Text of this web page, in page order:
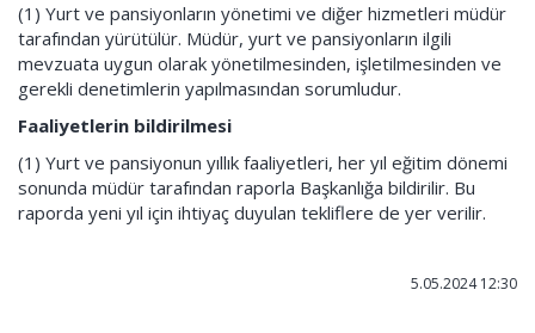
(1) Yurt ve pansiyonların yönetimi ve diğer hizmetleri müdür
tarafından yürütülür. Müdür, yurt ve pansiyonların ilgili
mevzuata uygun olarak yönetilmesinden, işletilmesinden ve
gerekli denetimlerin yapılmasından sorumludur.
Faaliyetlerin bildirilmesi
(1) Yurt ve pansiyonun yıllık faaliyetleri, her yıl eğitim dönemi
sonunda müdür tarafından raporla Başkanlığa bildirilir. Bu
raporda yeni yıl için ihtiyaç duyulan tekliflere de yer verilir.
5.05.2024 12:30